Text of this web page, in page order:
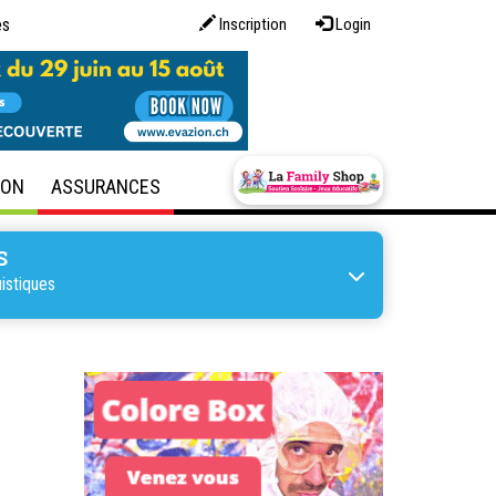
Inscription Login
ASSURANCES